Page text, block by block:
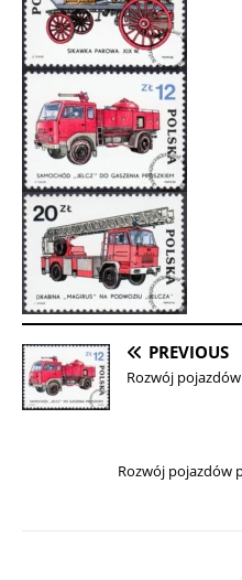
PREVIOUS
Rozwój
Rozwój pojazdów